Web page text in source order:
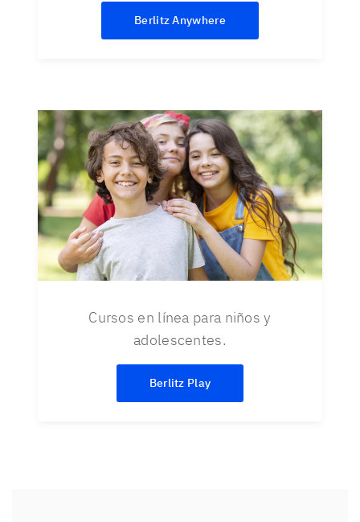
Berlitz Anywhere
Cursos en línea para niños y
adolescentes.
Berlitz Play